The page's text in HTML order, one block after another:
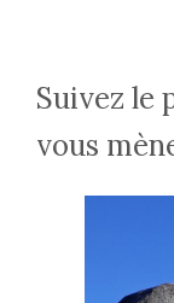
Suivez le
vous